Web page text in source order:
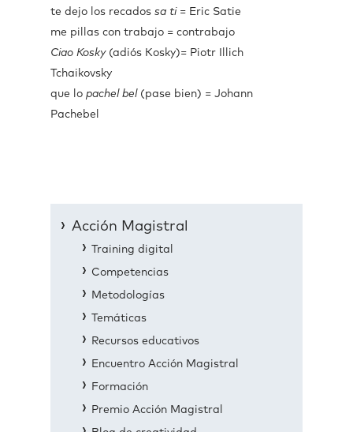
te dejo los recados sa ti = Eric Satie
me pillas con trabajo = contrabajo
Ciao Kosky(adiós Kosky)= Piotr Illich
Tchaikovsky
que lo pachel bel(pase bien) = Johann
Pachebel
Acción Magistral
Training digital
Competencias
Metodologías
Temáticas
Recursos educativos
Encuentro Acción Magistral
Formación
Premio Acción Magistral